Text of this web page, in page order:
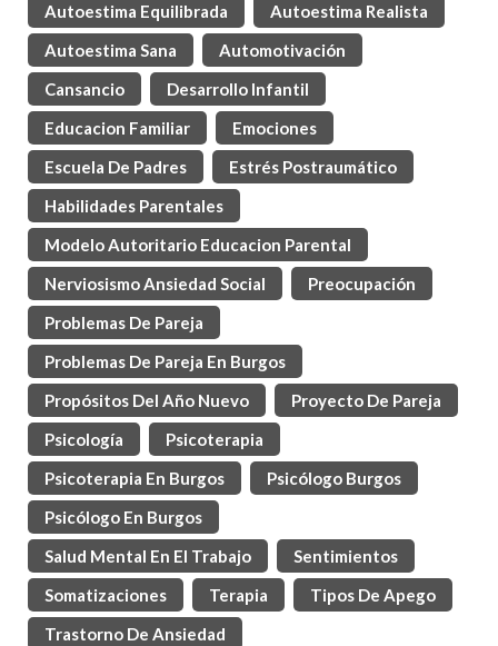
Autoestima Equilibrada
Autoestima Realista
Autoestima Sana
Automotivación
Cansancio
Desarrollo Infantil
Educacion Familiar
Emociones
Escuela De Padres
Estrés Postraumático
Habilidades Parentales
Modelo Autoritario Educacion Parental
Nerviosismo Ansiedad Social
Preocupación
Problemas De Pareja
Problemas De Pareja En Burgos
Propósitos Del Año Nuevo
Proyecto De Pareja
Psicología
Psicoterapia
Psicoterapia En Burgos
Psicólogo Burgos
Psicólogo En Burgos
Salud Mental En El Trabajo
Sentimientos
Somatizaciones
Terapia
Tipos De Apego
Trastorno De Ansiedad